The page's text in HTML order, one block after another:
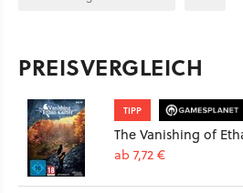
PREISVERGLEICH
TIPP
The Vanishing of
ab 7,72 €